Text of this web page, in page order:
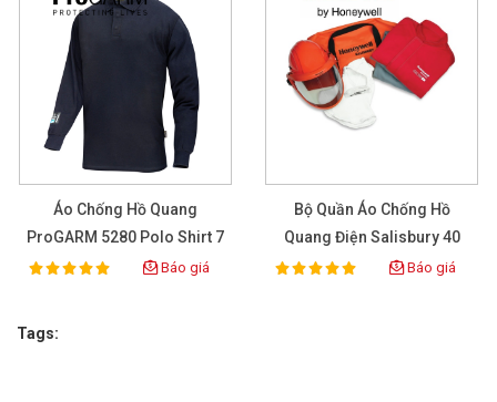
Áo Chống Hồ Quang
ProGARM 5280 Polo Shirt 7
Cal/cm2
Rating:
100% Báo giá
Bộ Quần Áo Chống Hồ
Quang Điện Salisbury 40
CAL Size L
Rating:
100% Báo giá
Tags: